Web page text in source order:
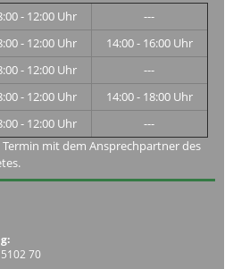
- 12:00 Uhr
---
- 12:00 Uhr
14:00 - 16:00 Uhr
- 12:00 Uhr
---
- 12:00 Uhr
14:00 - 18:00 Uhr
- 12:00 Uhr
---
mit dem Ansprechpartner des
70